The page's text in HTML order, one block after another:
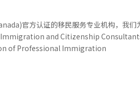
官方认证的移民服务专业机构，我们
Immigration and Citizenship
of Professional Immigration